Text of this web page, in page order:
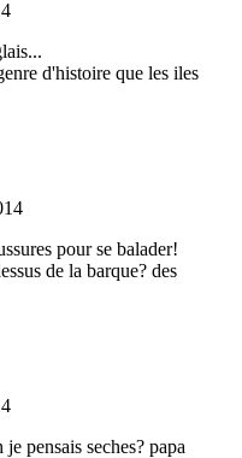
d'histoire que les iles
pour se balader!
de la barque? des
pensais seches? papa